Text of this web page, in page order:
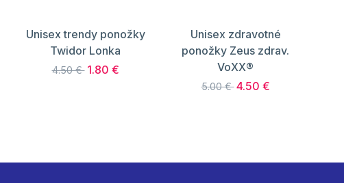
Unisex trendy ponožky
Twidor Lonka
4.50 € 1.80 €
Unisex zdravotné
ponožky Zeus zdrav.
VoXX®
5.00 € 4.50 €